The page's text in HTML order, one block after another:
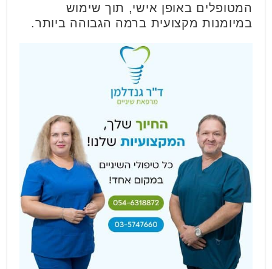
המטופלים באופן אישי, תוך שימוש
במיומנות מקצועית ברמה הגבוהה ביותר.